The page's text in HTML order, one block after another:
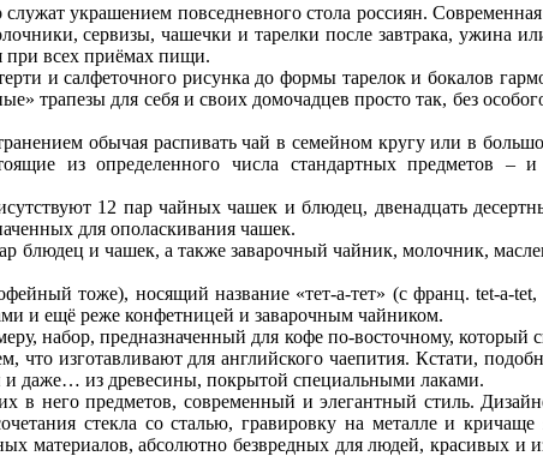
украшением повседневного стола россиян.
сервизы, чашечки и тарелки после завтрака, ужина
при всех приёмах пищи.
и салфеточного рисунка до формы тарелок и бокалов
трапезы для себя и своих домочадцев просто так, без
обычая распивать чай в семейном кругу или в
из определенного числа стандартных предметов – и
12 пар чайных чашек и блюдец, двенадцать
для ополаскивания чашек.
блюдец и чашек, а также заварочный чайник, молочник,
тоже), носящий название «тет-а-тет» (с франц. tet-a-tet,
и ещё реже конфетницей и заварочным чайником.
набор, предназначенный для кофе по-восточному, который
что изготавливают для английского чаепития. Кстати,
и даже… из древесины, покрытой специальными лаками.
в него предметов, современный и элегантный стиль.
стекла со сталью, гравировку на металле и
материалов, абсолютно безвредных для людей, красивых и